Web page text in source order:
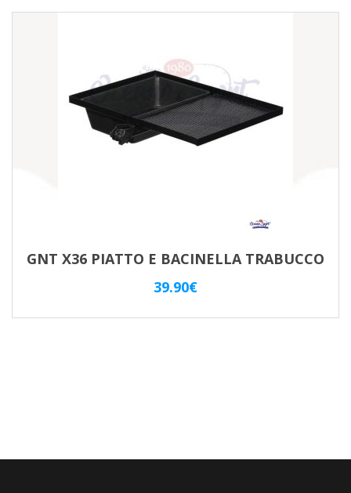
GNT X36 PIATTO E BACINELLA TRABUCCO
39.90€